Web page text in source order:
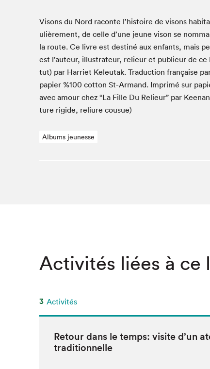
Espace Côte-des-Neiges
Espace jeunesse présenté par Desjardins
Espace Zines
La lecture en cadeau
Le grand jeu de lecture à voix haute du Salon du
de Montréal
Lettres québécoises au Salon
Louisiane enracinée et branchée
SLM PRO
Visons du Nord racon­te l’his­toire de visons
ulière­ment, de celle d’une jeune vison se
la route. Ce livre est des­tiné aux enfants, mais
est l’au­teur, illus­tra­teur, relieur et pub­lieur de
tut) par Har­ri­et Keleu­tak. Tra­duc­tion française
papi­er %100 cot­ton St-Armand. Imprimé sur
avec amour chez “La Fille Du Relieur” par
ture rigide, reli­ure cousue)
Albums jeunesse
Activités liées à ce
3 Activités
Retour dans le temps: vis­ite d’un
traditionnelle